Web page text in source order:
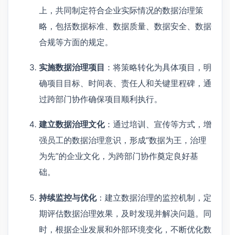
上，共同制定符合企业实际情况的数据治理策
略，包括数据标准、数据质量、数据安全、数据
合规等方面的规定。
实施数据治理项目 ：将策略转化为具体项目，明
确项目目标、时间表、责任人和关键里程碑，通
过跨部门协作确保项目顺利执行。
建立数据治理文化：通过培训、宣传等方式，增
强员工的数据治理意识，形成“数据为王，治理
为先”的企业文化，为跨部门协作奠定良好基
础。
持续监控与优化：建立数据治理的监控机制，定
期评估数据治理效果，及时发现并解决问题。同
时，根据企业发展和外部环境变化，不断优化数